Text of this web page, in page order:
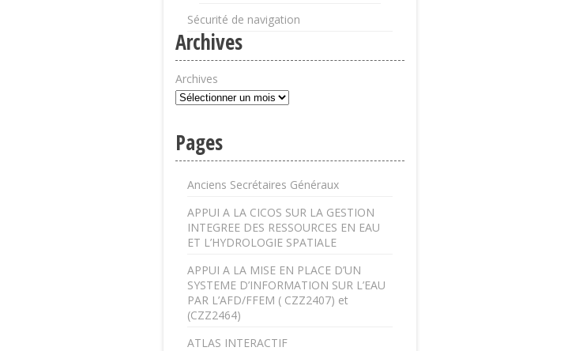
Sécurité de navigation
Archives
Archives
Pages
Anciens Secrétaires Généraux
APPUI A LA CICOS SUR LA GESTION
INTEGREE DES RESSOURCES EN EAU
ET L’HYDROLOGIE SPATIALE
APPUI A LA MISE EN PLACE D’UN
SYSTEME D’INFORMATION SUR L’EAU
PAR L’AFD/FFEM ( CZZ2407) et
(CZZ2464)
ATLAS INTERACTIF